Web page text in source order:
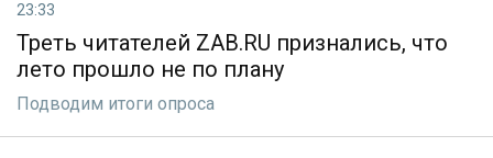
23:33
Треть читателей ZAB.RU признались, что
лето прошло не по плану
Подводим итоги опроса